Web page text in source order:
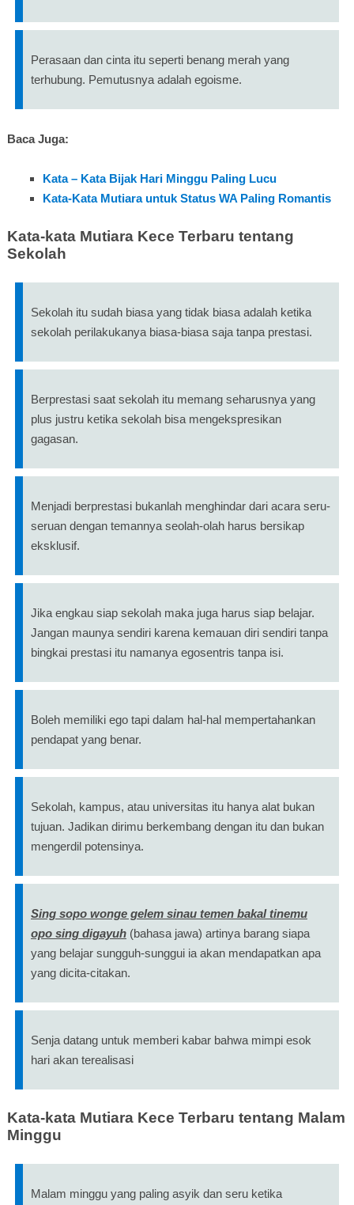
Perasaan dan cinta itu seperti benang merah yang
terhubung. Pemutusnya adalah egoisme.
Baca Juga:
Kata – Kata Bijak Hari Minggu Paling Lucu
Kata-Kata Mutiara untuk Status WA Paling Romantis
Kata-kata Mutiara Kece Terbaru tentang
Sekolah
Sekolah itu sudah biasa yang tidak biasa adalah ketika
sekolah perilakukanya biasa-biasa saja tanpa prestasi.
Berprestasi saat sekolah itu memang seharusnya yang
plus justru ketika sekolah bisa mengekspresikan
gagasan.
Menjadi berprestasi bukanlah menghindar dari acara seru-
seruan dengan temannya seolah-olah harus bersikap
eksklusif.
Jika engkau siap sekolah maka juga harus siap belajar.
Jangan maunya sendiri karena kemauan diri sendiri tanpa
bingkai prestasi itu namanya egosentris tanpa isi.
Boleh memiliki ego tapi dalam hal-hal mempertahankan
pendapat yang benar.
Sekolah, kampus, atau universitas itu hanya alat bukan
tujuan. Jadikan dirimu berkembang dengan itu dan bukan
mengerdil potensinya.
Sing sopo wonge gelem sinau temen bakal tinemu
opo sing digayuh(bahasa jawa) artinya barang siapa
yang belajar sungguh-sunggui ia akan mendapatkan apa
yang dicita-citakan.
Senja datang untuk memberi kabar bahwa mimpi esok
hari akan terealisasi
Kata-kata Mutiara Kece Terbaru tentang Malam
Minggu
Malam minggu yang paling asyik dan seru ketika